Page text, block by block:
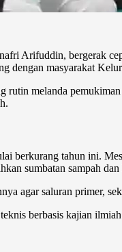
Arifuddin, bergerak
masyarakat
melanda
berkurang tahun ini.
sumbatan sampah dan
agar saluran primer,
berbasis kajian